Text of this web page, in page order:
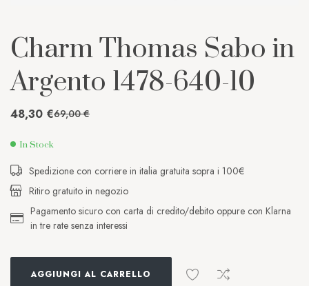
Charm Thomas Sabo in
Argento 1478-640-10
69,00€
48,30 €
In Stock
Spedizione con corriere in italia gratuita sopra i 100€
Ritiro gratuito in negozio
Pagamento sicuro con carta di credito/debito oppure con Klarna
in tre rate senza interessi
AGGIUNGI AL CARRELLO